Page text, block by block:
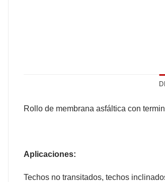
Rollo de membrana asfáltica con
Aplicaciones:
Techos no transitados, techos